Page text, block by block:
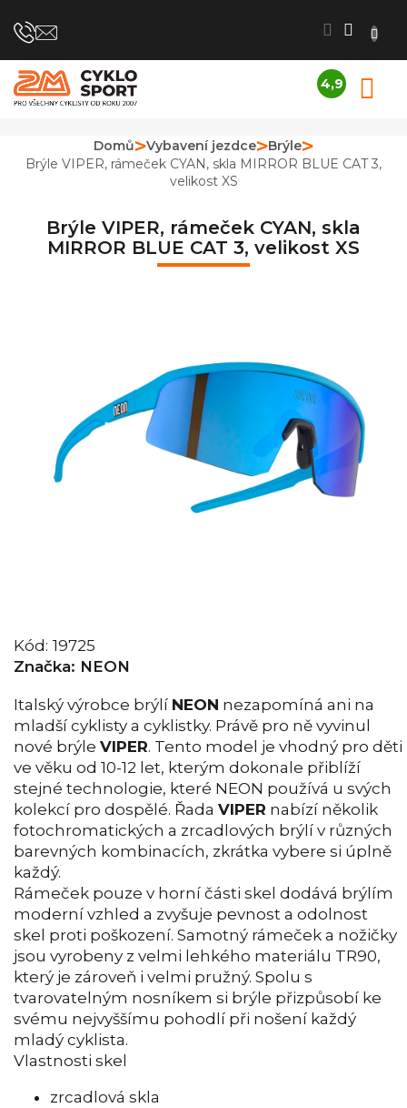
na
4,9
je
4,9
Domů Vybavení jezdce
Brýle
Brýle VIPER, rámeček CYAN, skla MIRROR BLUE CAT 3,
velikost XS
Brýle VIPER, rámeček CYAN, skla
MIRROR BLUE CAT 3, velikost XS
Kód: 19725
Značka: NEON
Italský výrobce brýlí NEON nezapomíná ani na
mladší cyklisty a cyklistky. Právě pro ně vyvinul
nové brýle VIPER. Tento model je vhodný pro děti
ve věku od 10-12 let, kterým dokonale přiblíží
stejné technologie, které NEON používá u svých
kolekcí pro dospělé. Řada VIPER nabízí několik
fotochromatických a zrcadlových brýlí v různých
barevných kombinacích, zkrátka vybere si úplně
každý.
Rámeček pouze v horní části skel dodává brýlím
moderní vzhled a zvyšuje pevnost a odolnost
skel proti poškození. Samotný rámeček a nožičky
jsou vyrobeny z velmi lehkého materiálu TR90,
který je zároveň i velmi pružný. Spolu s
tvarovatelným nosníkem si brýle přizpůsobí ke
svému nejvyššímu pohodlí při nošení každý
mladý cyklista.
Vlastnosti skel
zrcadlová skla